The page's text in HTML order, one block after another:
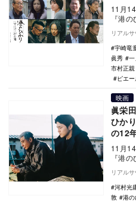
11月
『港
ール
親、宇
リアル
宇崎竜
眞秀
一
市村正親
ピエー
映画
眞栄
ひか
の12
11月
『港
とが
第48
リアル
河村光
敦
港の